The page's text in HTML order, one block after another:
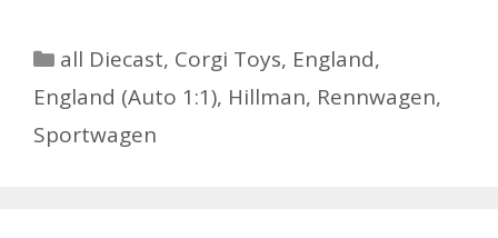
Kategorien
all Diecast, Corgi Toys, England,
England (Auto 1:1), Hillman, Rennwagen,
Sportwagen